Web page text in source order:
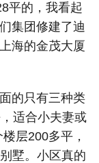
平的，我看起
集团修建了迪
海的金茂大厦
的只有三种类
适合小夫妻或
层200多平，
墅。小区真的